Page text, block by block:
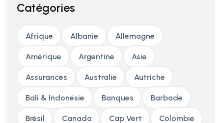
Catégories
Afrique Albanie Allemagne
Amérique Argentine Asie
Assurances Australie Autriche
Bali & Indonésie Banques Barbade
Brésil Canada Cap Vert Colombie